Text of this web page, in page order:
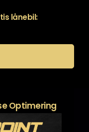
lånebil:
Optimering